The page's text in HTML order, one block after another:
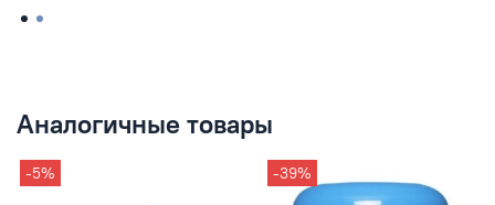
Аналогичные товары
-5% -39%